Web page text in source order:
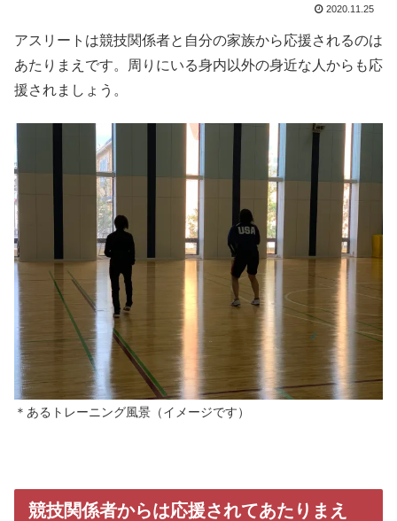
2020.11.25
アスリートは競技関係者と自分の家族から応援されるのは
あたりまえです。周りにいる身内以外の身近な人からも応
援されましょう。
＊あるトレーニング風景（イメージです）
競技関係者からは応援されてあたりまえ